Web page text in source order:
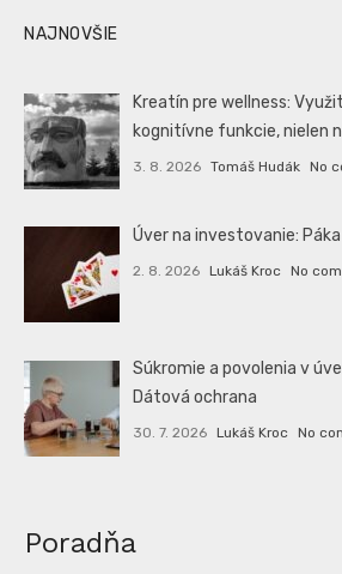
NAJNOVŠIE
Kreatín pre wellness:
kognitívne funkcie, nielen
3. 8. 2026 Tomáš Hudák No
Úver na investovanie:
2. 8. 2026 Lukáš Kroc No
Súkromie a povolenia v
Dátová ochrana
30. 7. 2026 Lukáš Kroc No
Poradňa